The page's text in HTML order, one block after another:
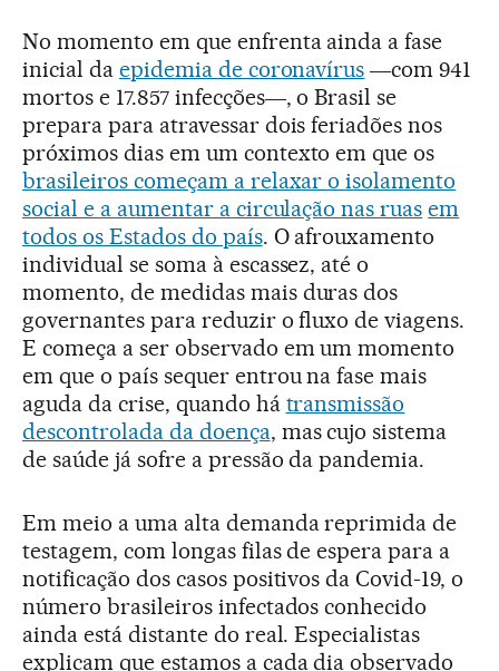
No momento em que enfrenta ainda a fase
inicial da epidemia de coronavírus―com 941
mortos e 17.857 infecções―, o Brasil se
prepara para atravessar dois feriadões nos
próximos dias em um contexto em que os
brasileiros começam a relaxar o isolamento
social e a aumentar a circulação nas ruas em
todos os Estados do país. O afrouxamento
individual se soma à escassez, até o
momento, de medidas mais duras dos
governantes para reduzir o fluxo de viagens.
E começa a ser observado em um momento
em que o país sequer entrou na fase mais
aguda da crise, quando há transmissão
descontrolada da doença, mas cujo sistema
de saúde já sofre a pressão da pandemia.
Em meio a uma alta demanda reprimida de
testagem, com longas filas de espera para a
notificação dos casos positivos da Covid-19, o
número brasileiros infectados conhecido
ainda está distante do real. Especialistas
explicam que estamos a cada dia observado